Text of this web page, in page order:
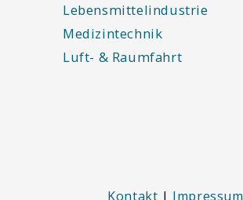
Lebensmittelindustrie
Medizintechnik
Luft- & Raumfahrt
Kontakt | Impressum